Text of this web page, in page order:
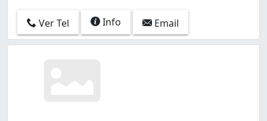
Ver Tel Info Email